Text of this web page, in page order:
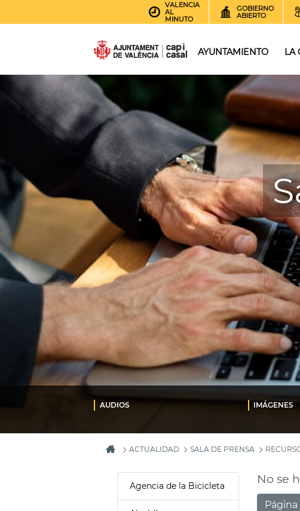
VALENCIA
AL
MINUTO
GOBIERNO
ABIERTO
AYUNTAMIENTO LA
AUDIOS IMÁGENES
ACTUALIDAD SALA DE PRENSA
Agencia de la Bicicleta No se
Página